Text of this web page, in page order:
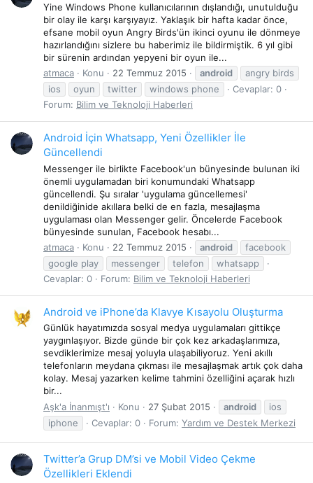
Yine Windows Phone kullanıcılarının dışlandığı, unutulduğu
bir olay ile karşı karşıyayız. Yaklaşık bir hafta kadar önce,
efsane mobil oyun Angry Birds'ün ikinci oyunu ile dönmeye
hazırlandığını sizlere bu haberimiz ile bildirmiştik. 6 yıl gibi
bir sürenin ardından yepyeni bir oyun ile...
atmaca
Konu 22 Temmuz 2015 android
angry birds
ios
oyun twitter windows phone
Cevaplar: 0
Forum: Bilim ve Teknoloji Haberleri
Android İçin Whatsapp, Yeni Özellikler İle
Güncellendi
Messenger ile birlikte Facebook'un bünyesinde bulunan iki
önemli uygulamadan biri konumundaki Whatsapp
güncellendi. Şu sıralar 'uygulama güncellemesi'
denildiğinide akıllara belki de en fazla, mesajlaşma
uygulaması olan Messenger gelir. Öncelerde Facebook
bünyesinde sunulan, Facebook hesabı...
atmaca
Konu 22 Temmuz 2015 android
facebook
google play
messenger telefon
whatsapp
Cevaplar: 0
Forum: Bilim ve Teknoloji Haberleri
Android ve iPhone’da Klavye Kısayolu Oluşturma
Günlük hayatımızda sosyal medya uygulamaları gittikçe
yaygınlaşıyor. Bizde günde bir çok kez arkadaşlarımıza,
sevdiklerimize mesaj yoluyla ulaşabiliyoruz. Yeni akıllı
telefonların meydana çıkması ile mesajlaşmak artık çok daha
kolay. Mesaj yazarken kelime tahmini özelliğini açarak hızlı
bir...
Aşk'a İnanmışt'ı
Konu 27 Şubat 2015 android
ios
iphone
Cevaplar: 0 Forum: Yardım ve Destek Merkezi
Twitter’a Grup DM’si ve Mobil Video Çekme
Özellikleri Eklendi